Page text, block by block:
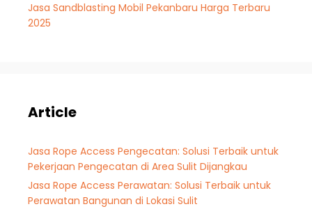
Jasa Sandblasting Mobil Pekanbaru Harga Terbaru
2025
Article
Jasa Rope Access Pengecatan: Solusi Terbaik untuk
Pekerjaan Pengecatan di Area Sulit Dijangkau
Jasa Rope Access Perawatan: Solusi Terbaik untuk
Perawatan Bangunan di Lokasi Sulit